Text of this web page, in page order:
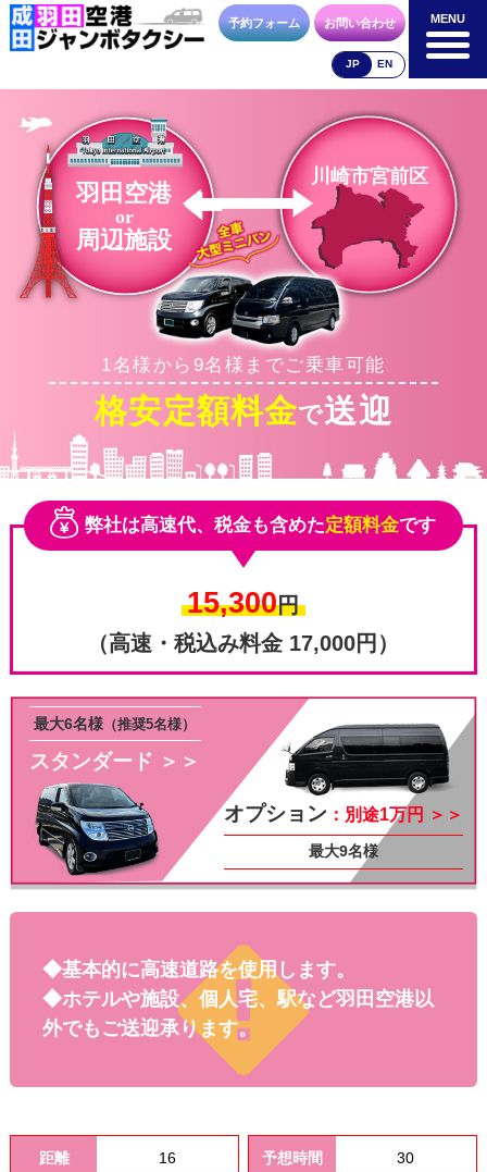
MENU
成田空港
料金表
空港送迎以外
料金表
車種・荷物 お支払方法 合流方法
お問合せ 予約フォーム
その他
料金
予約フォーム お問い合わせ
JP EN
MENU
羽田空港
or
周辺施設
川崎市宮前区
1名様から9名様までご乗車可能
格安定額料金で送迎
弊社は高速代、税金も含めた定額料金です
15,300円
（高速・税込み料金 17,000円）
スタンダード ＞＞
最大6名様 （推奨5名様）
オプション ：別途1万円 ＞＞
最大9名様
◆基本的に高速道路を使用します。
◆ホテルや施設、個人宅、駅など羽田空港以
外でもご送迎承ります。
距離 16 予想時間 30